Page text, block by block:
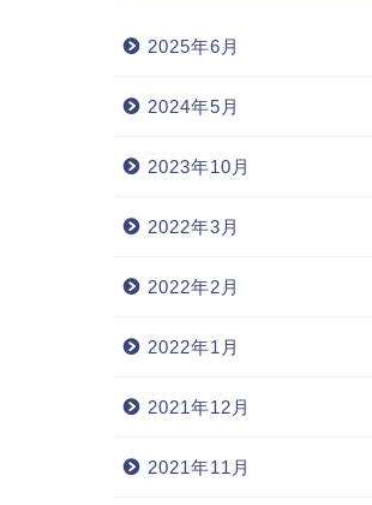
2025年6月
2024年5月
2023年10月
2022年3月
2022年2月
2022年1月
2021年12月
2021年11月